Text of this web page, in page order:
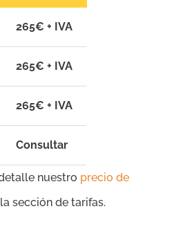
265€ + IVA
265€ + IVA
265€ + IVA
Consultar
nuestro precio de
sección de tarifas.